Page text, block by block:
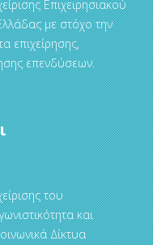
Επιχειρησιακού
με στόχο την
επιχείρησης,
επενδύσεων.
του
και
Δίκτυα